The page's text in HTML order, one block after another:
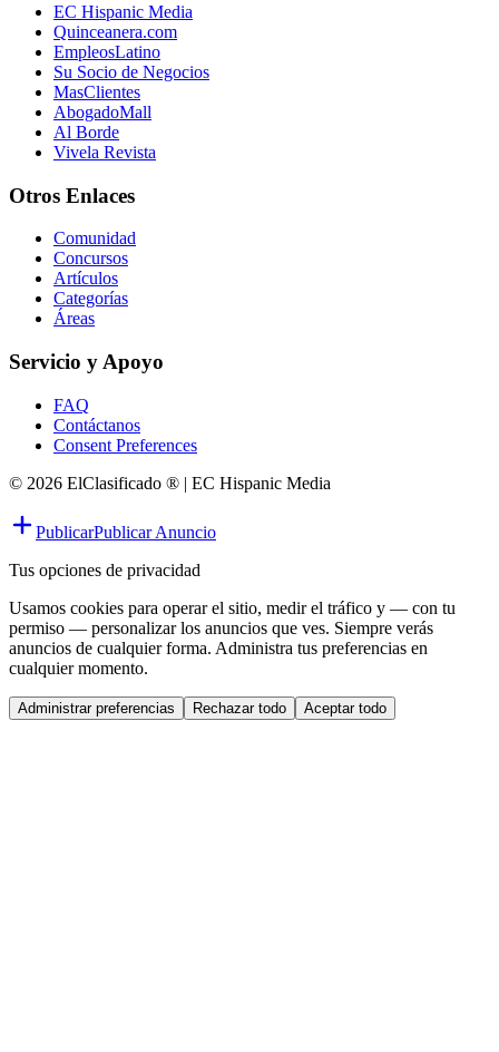
EC Hispanic Media
Quinceanera.com
EmpleosLatino
Su Socio de Negocios
MasClientes
AbogadoMall
Al Borde
Vivela Revista
Otros Enlaces
Comunidad
Concursos
Artículos
Categorías
Áreas
Servicio y Apoyo
FAQ
Contáctanos
Consent Preferences
© 2026 ElClasificado ® | EC Hispanic Media
PublicarPublicar Anuncio
Tus opciones de privacidad
Usamos cookies para operar el sitio, medir el tráfico y — con tu
permiso — personalizar los anuncios que ves. Siempre verás
anuncios de cualquier forma. Administra tus preferencias en
cualquier momento.
Administrar preferencias Rechazar todo Aceptar todo